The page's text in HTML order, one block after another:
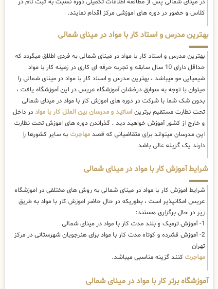
در مینای شمالی پس از مطالعه اطلاعات تکمیلی دوره نسبت به ثبت نام در
کلاس و حضور در دوره های اموزشی مرکز اقدام نمایند.
بهترین مدرس و استاد کار با مواد در مینای شمالی
بهترین مدرس و استاد کار با مواد در مینای شمالی به فردی اطلاق میگردد که
حداقل دارای 10 سال سابقه و تجربه حرفه ای کاری در زمینه کار با مواد
شیمیایی مو میباشد ، بهترین مدرس و استاد کار با مواد در مینای شمالی را
میتوان با توجه به سوابق درخشان آموزشگاه عریس در این آموزشگاه یافت ،
بدون شک شما با شرکت در دوره های اموزش کار با مواد در مینای شمالی
تحت نظارت مستقیم برترین اساتید و مدرسان بین الملل کار با مواد در داخل
و خارج از کشور آموزش خواهید دید . گذراندن دوره های اموزش تحت نظارت
این مدرسان میتواند برای متقاضیانی که قصد مهاجرت به سایر کشورها را
دارند یک گزینه عالی باشد
شرایط آموزش کار با مواد در مینای شمالی
شرایط اموزش کار با مواد در مینای شمالی به روش های مختلفی در اموزشگاه
عریس امکانپذیر است ، بطوریکه در حال حاضر اموزش کار با مواد به طریق
زیر در حال برگزاری هستند:
1- آموزش ترمیک و بلند مدت کار با مواد در مینای شمالی
2- آموزش فشرده و کوتاه مدت کار با مواد برای هنرجویان شهرستانی در مرکز
تهران
مهاجرت کنند گزینه مناسبی میباشد.
آموزشگاه برتر کار با مواد در مینای شمالی